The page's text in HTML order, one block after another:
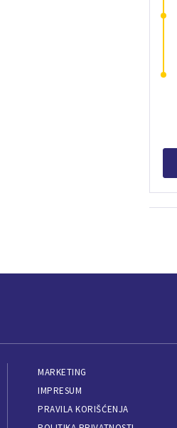
MARKETING
IMPRESUM
PRAVILA KORIŠĆENJA